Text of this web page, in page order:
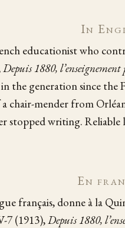
In
educationist who
Depuis 1880,
the generation since the
a chair-mender from
stopped writing.
En
français, donne à la
7 (1913),Depuis 1880,